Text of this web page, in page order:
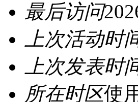
最后访问
上次活动时
上次发表时
所在时区使